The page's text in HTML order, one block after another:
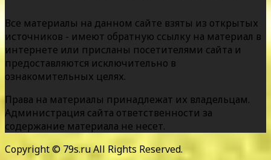
Все материалы на данном сайте взяты из открытых
источников - имеют обратную ссылку на материал в
интернете или присланы посетителями сайта и
предоставляются исключительно в
ознакомительных целях.
Права на материалы принадлежат их владельцам.
Администрация сайта ответственности за
содержание материала не несет.
Copyright © 79s.ru All Rights Reserved.